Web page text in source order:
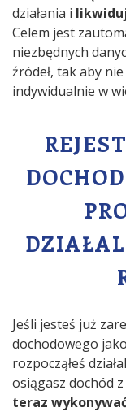
działania i
Celem jest
niezbędnych
źródeł, tak aby
indywidualnie w
Jeśli jesteś już
dochodowego
rozpocząłeś
osiągasz dochód
teraz